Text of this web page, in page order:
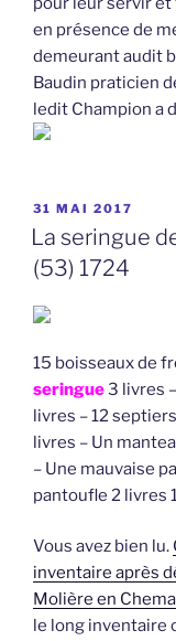
en présence de
demeurant audit
Baudin praticien
ledit Champion a
PUBLIÉ
LE
31 MAI 2017
La seringue
(53) 1724
15 boisseaux de
seringue3 livres
livres – 12
livres – Un
– Une mauvaise
pantoufle 2 livres
Vous avez bien lu.
inventaire après
Molière en
le long inventaire